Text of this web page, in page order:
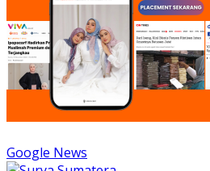
Google News